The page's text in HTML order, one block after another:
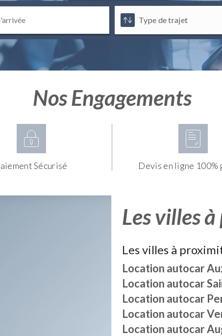
Nos Engagements
Sécurisé Devis en ligne
Les villes
Les villes à
Location autocar
Location autocar
Location autocar
Location autocar
Location autocar